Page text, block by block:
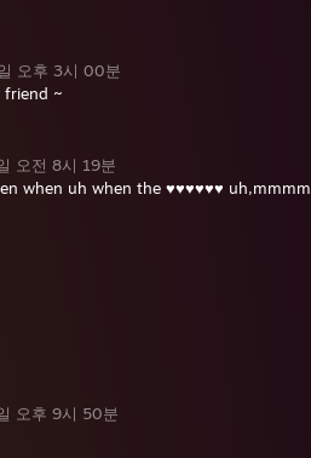
오후 3시 00분
friend ~
오전 8시 19분
when uh when the ♥♥♥♥♥♥ uh,mmmm
오후 9시 50분